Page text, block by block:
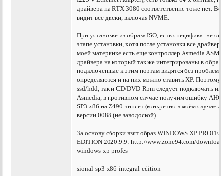
драйвера на RTX 3080 соответственно тоже нет.
видит все диски, включая NVME.
При установке из образа ISO, есть специфика: не
этапе установки, хотя после установки все
моей материнке есть еще контроллер Asmedia
драйвера на который так же интегрированы в
подключенные к этим портам видятся без
определяются и на них можно ставить XP.
ssd/hdd, так и CD/DVD-Rom следует подключать
Asmedia, в противном случае получим ошибку
SP3 x86 на Z490 чипсет (конкретно в моём
версии 0088 (не заводоской).
За основу сборки взят образ WINDOWS XP
EDITION 2020.9.9: http://www.zone94.com/
windows-xp-profes
sional-sp3-x86-integral-edition